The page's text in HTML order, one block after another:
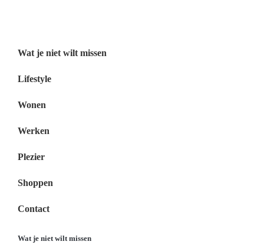
Wat je niet wilt missen
Lifestyle
Wonen
Werken
Plezier
Shoppen
Contact
Wat je niet wilt missen